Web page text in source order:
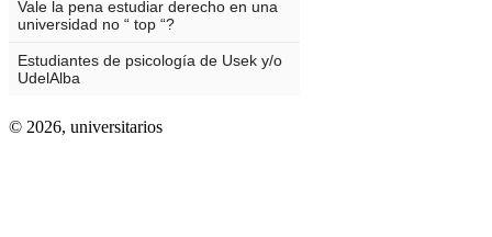
© 2026, universitarios